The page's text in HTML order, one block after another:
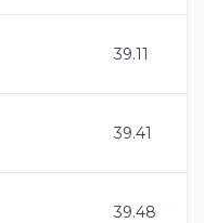
39.11
39.41
39.48